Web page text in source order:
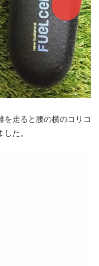
を走ると腰の横のコリコ
た。